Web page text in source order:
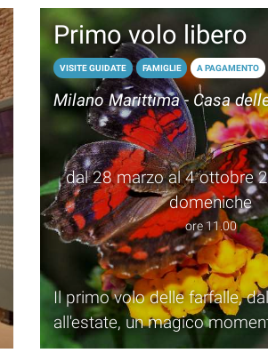
Primo volo libero
VISITE GUIDATE FAMIGLIE A PAGAMENTO
Milano Marittima - Casa
dal 28 marzo al 4 ottobre
domeniche
ore 11.00
Il primo volo delle farfalle,
all'estate, un magico
alla Casa delle Farfalle di